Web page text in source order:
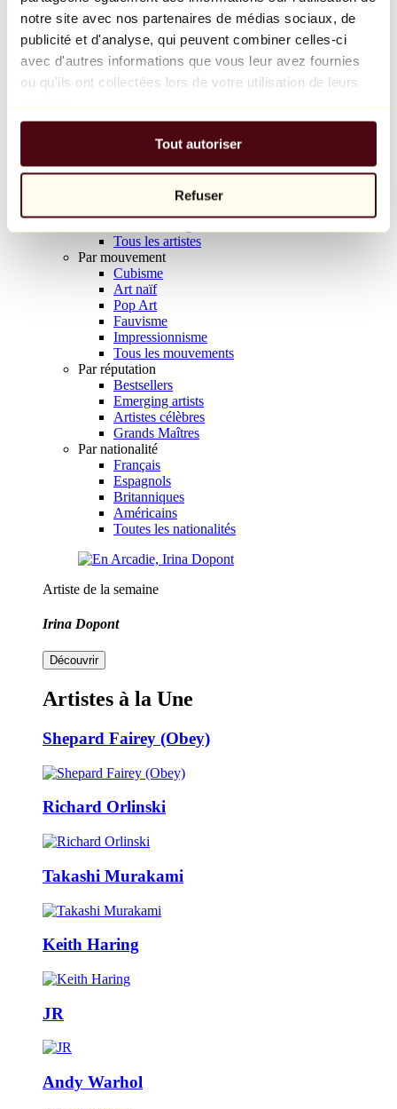
notre site avec nos partenaires de médias sociaux, de
publicité et d'analyse, qui peuvent combiner celles-ci
avec d'autres informations que vous leur avez fournies
ou qu'ils ont collectées lors de votre utilisation de leurs
Tout autoriser
Refuser
Balloon Dog (Orange)
Jeff Koons
10 000 €
Parcourir
Tous les sculpteurs
Tous les photographes
Tous les artistes
Par mouvement
Cubisme
Art naïf
Pop Art
Fauvisme
Impressionnisme
Tous les mouvements
Par réputation
Bestsellers
Emerging artists
Artistes célèbres
Grands Maîtres
Par nationalité
Français
Espagnols
Britanniques
Américains
Toutes les nationalités
Artiste de la semaine
Irina Dopont
Découvrir
Artistes à la Une
Shepard Fairey (Obey)
Richard Orlinski
Takashi Murakami
Keith Haring
JR
Andy Warhol